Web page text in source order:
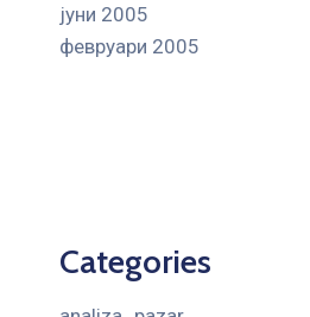
јуни 2005
февруари 2005
Categories